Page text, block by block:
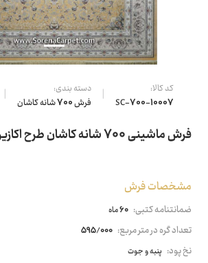
کد کالا:
SC-700-10007
دسته بندی:
فرش 700 شانه کاشان
فرش ماشینی 700 شانه کاشان طرح اکازیون طلایی
مشخصات فرش
ضمانتنامه کتبی: 60 ماه
تعداد گره در متر مربع: 595/000
نخ پود: پنبه و جوت